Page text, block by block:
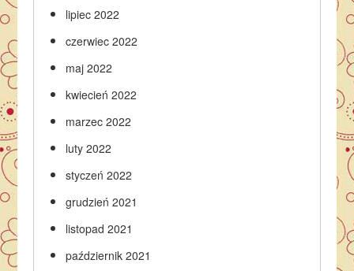
lipiec 2022
czerwiec 2022
maj 2022
kwiecień 2022
marzec 2022
luty 2022
styczeń 2022
grudzień 2021
listopad 2021
październik 2021